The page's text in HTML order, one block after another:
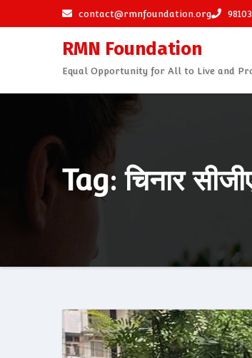
to
contact@rmnfoundation.org
RMN Foundation
Equal Opportunity for All to Live and
Tag: चिनार